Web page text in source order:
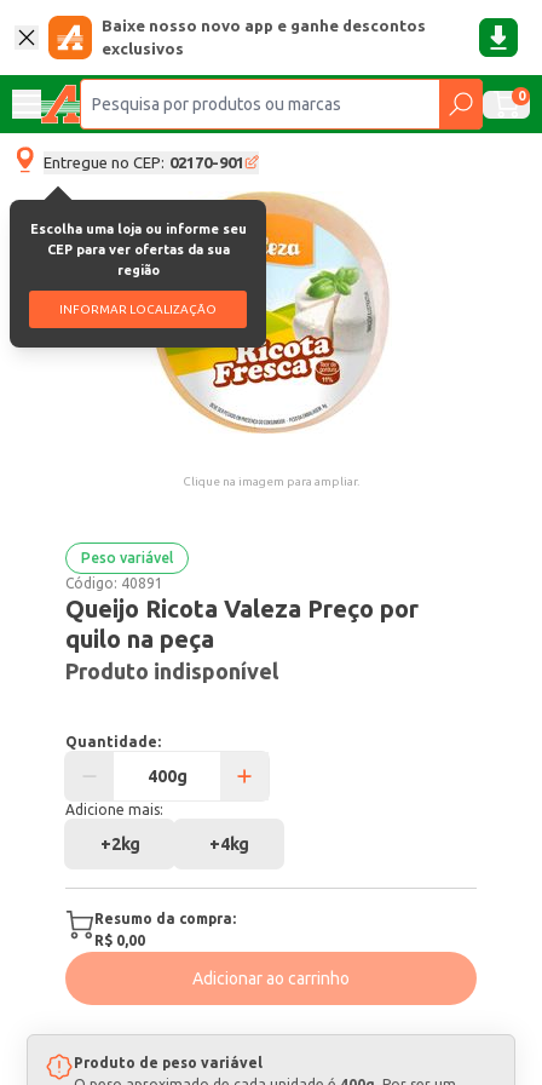
Baixe nosso novo app e ganhe descontos
exclusivos
0
Entregue no CEP: 02170-901
Escolha uma loja ou informe seu
CEP para ver ofertas da sua
região
INFORMAR LOCALIZAÇÃO
Clique na imagem para ampliar.
Peso variável
Código: 40891
Queijo Ricota Valeza Preço por
quilo na peça
Produto indisponível
Quantidade:
Adicione mais:
+2kg +4kg
Resumo da compra:
R$ 0,00
Adicionar ao carrinho
Produto de peso variável